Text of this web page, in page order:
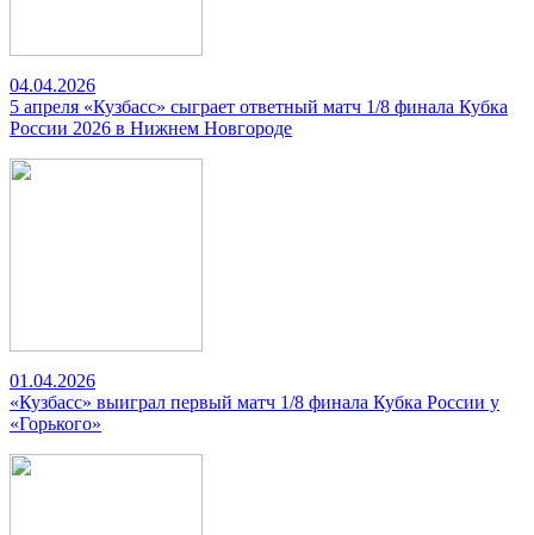
04.04.2026
5 апреля «Кузбасс» сыграет ответный матч 1/8 финала Кубка
России 2026 в Нижнем Новгороде
01.04.2026
«Кузбасс» выиграл первый матч 1/8 финала Кубка России у
«Горького»